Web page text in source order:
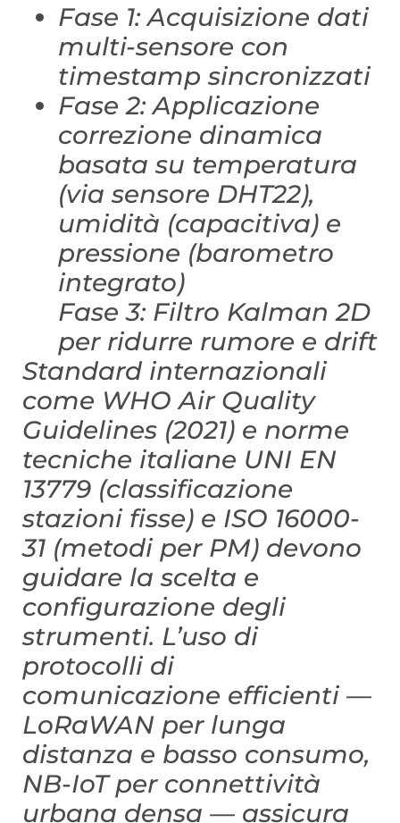
Fase 1: Acquisizione dati
multi-sensore con
timestamp sincronizzati
Fase 2: Applicazione
correzione dinamica
basata su temperatura
(via sensore DHT22),
umidità (capacitiva) e
pressione (barometro
integrato)
Fase 3: Filtro Kalman 2D
per ridurre rumore e drift
Standard internazionali
come WHO Air Quality
Guidelines (2021) e norme
tecniche italiane UNI EN
13779 (classificazione
stazioni fisse) e ISO 16000-
31 (metodi per PM) devono
guidare la scelta e
configurazione degli
strumenti. L’uso di
protocolli di
comunicazione efficienti —
LoRaWAN per lunga
distanza e basso consumo,
NB-IoT per connettività
urbana densa — assicura